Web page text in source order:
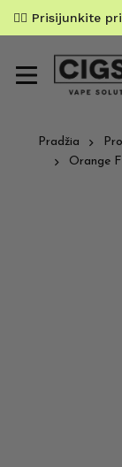
✌🏼 Prisijunkite
Pradžia
Orange